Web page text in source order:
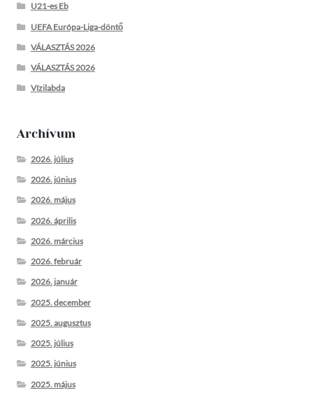
U21-es Eb
UEFA Európa-Liga-döntő
VÁLASZTÁS 2026
VÁLASZTÁS 2026
Vízilabda
Archívum
2026. július
2026. június
2026. május
2026. április
2026. március
2026. február
2026. január
2025. december
2025. augusztus
2025. július
2025. június
2025. május